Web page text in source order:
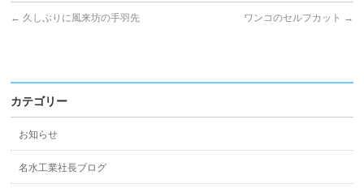
← 久しぶりに風来坊の手羽先 ワンコのセルフカット →
カテゴリー
お知らせ
名水工業社長ブログ